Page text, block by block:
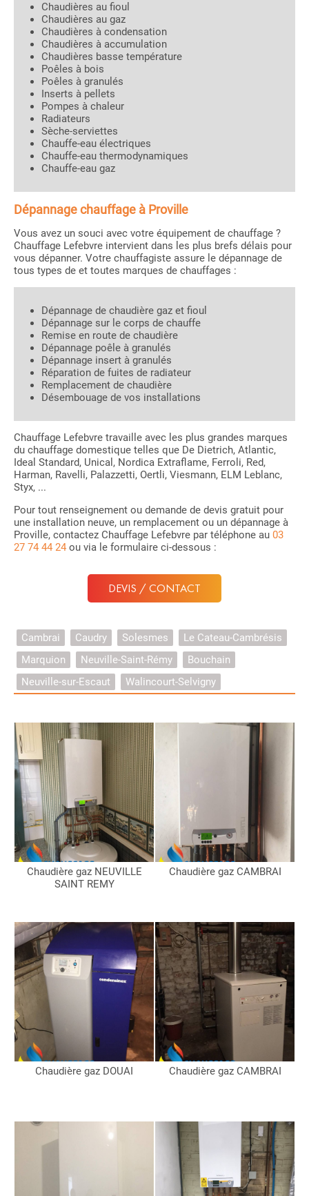
Chaudières au fioul
Chaudières au gaz
Chaudières à condensation
Chaudières à accumulation
Chaudières basse température
Poêles à bois
Poêles à granulés
Inserts à pellets
Pompes à chaleur
Radiateurs
Sèche-serviettes
Chauffe-eau électriques
Chauffe-eau thermodynamiques
Chauffe-eau gaz
Dépannage chauffage à Proville
Vous avez un souci avec votre équipement de chauffage ?
Chauffage Lefebvre intervient dans les plus brefs délais pour
vous dépanner. Votre chauffagiste assure le dépannage de
tous types de et toutes marques de chauffages :
Dépannage de chaudière gaz et fioul
Dépannage sur le corps de chauffe
Remise en route de chaudière
Dépannage poêle à granulés
Dépannage insert à granulés
Réparation de fuites de radiateur
Remplacement de chaudière
Désembouage de vos installations
Chauffage Lefebvre travaille avec les plus grandes marques
du chauffage domestique telles que De Dietrich, Atlantic,
Ideal Standard, Unical, Nordica Extraflame, Ferroli, Red,
Harman, Ravelli, Palazzetti, Oertli, Viesmann, ELM Leblanc,
Styx, ...
Pour tout renseignement ou demande de devis gratuit pour
une installation neuve, un remplacement ou un dépannage à
Proville, contactez Chauffage Lefebvre par téléphone au 03
27 74 44 24 ou via le formulaire ci-dessous :
DEVIS / CONTACT
Cambrai Caudry Solesmes
Le Cateau-Cambrésis
Marquion
Neuville-Saint-Rémy
Bouchain
Neuville-sur-Escaut
Walincourt-Selvigny
Chaudière gaz NEUVILLE
SAINT REMY
Chaudière gaz CAMBRAI
Chaudière gaz DOUAI Chaudière gaz CAMBRAI